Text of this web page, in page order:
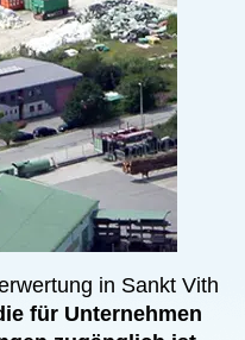
in Sankt Vith
für Unternehmen